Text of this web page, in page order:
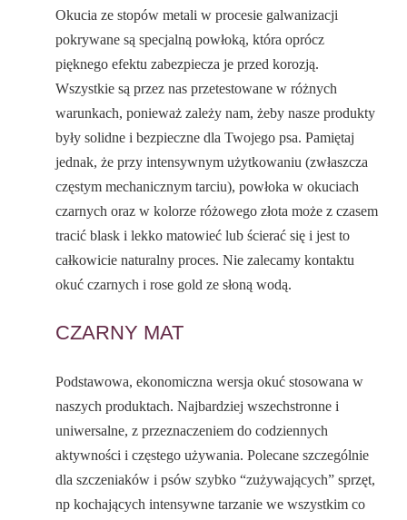
Okucia ze stopów metali w procesie galwanizacji
pokrywane są specjalną powłoką, która oprócz
pięknego efektu zabezpiecza je przed korozją.
Wszystkie są przez nas przetestowane w różnych
warunkach, ponieważ zależy nam, żeby nasze produkty
były solidne i bezpieczne dla Twojego psa. Pamiętaj
jednak, że przy intensywnym użytkowaniu (zwłaszcza
częstym mechanicznym tarciu), powłoka w okuciach
czarnych oraz w kolorze różowego złota może z czasem
tracić blask i lekko matowieć lub ścierać się i jest to
całkowicie naturalny proces. Nie zalecamy kontaktu
okuć czarnych i rose gold ze słoną wodą.
CZARNY MAT
Podstawowa, ekonomiczna wersja okuć stosowana w
naszych produktach. Najbardziej wszechstronne i
uniwersalne, z przeznaczeniem do codziennych
aktywności i częstego używania. Polecane szczególnie
dla szczeniaków i psów szybko “zużywających” sprzęt,
np kochających intensywne tarzanie we wszystkim co